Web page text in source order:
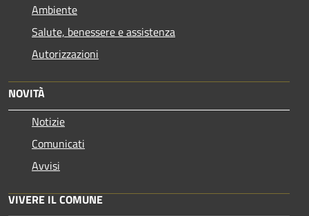
Ambiente
Salute, benessere e assistenza
Autorizzazioni
NOVITÀ
Notizie
Comunicati
Avvisi
VIVERE IL COMUNE